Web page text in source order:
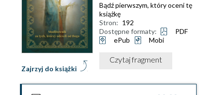
Zajrzyj do książki
Bądź pierwszym, który oceni tę
książkę
Stron: 192
Dostępne formaty:
PDF
ePub
Mobi
Czytaj fragment